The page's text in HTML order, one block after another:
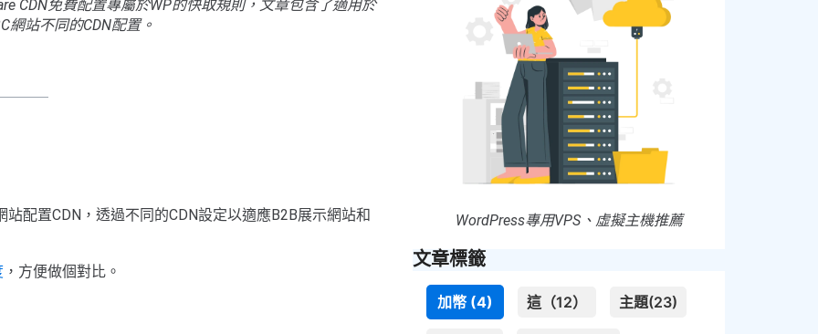
CDN免費配置專屬於WP的快取規則，文章包含了適用於
網站不同的CDN配置。
配置CDN，透過不同的CDN設定以適應B2B展示網站和
，方便做個對比。
WordPress專用VPS、虛擬主機推薦
文章標籤
加幣 (4) 這（12） 主題(23)